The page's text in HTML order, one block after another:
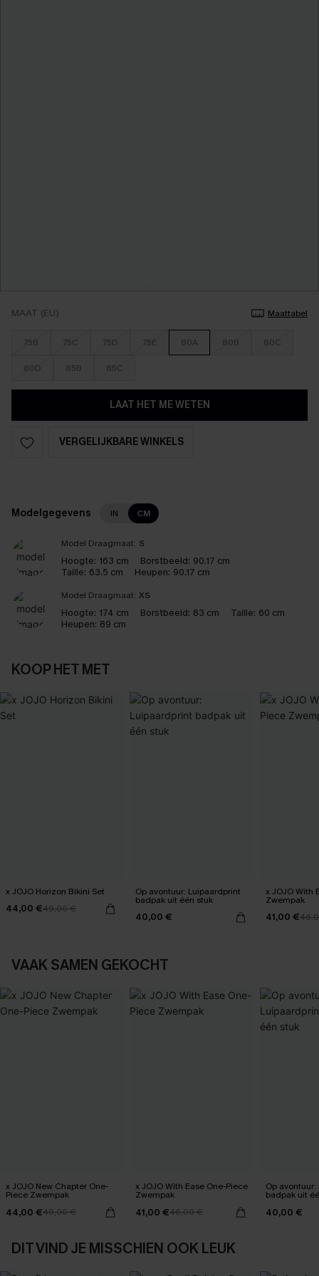
MAAT (EU) Maattabel
75B 75C 75D 75E 80A 80B 80C
80D 85B 85C
LAAT HET ME WETEN
VERGELIJKBARE WINKELS
Modelgegevens IN CM
Model Draagmaat: S
Hoogte: 163 cm Borstbeeld: 90.17 cm
Taille: 63.5 cm Heupen: 90.17 cm
Model Draagmaat: XS
Hoogte: 174 cm Borstbeeld: 83 cm Taille: 60 cm
Heupen: 89 cm
KOOP HET MET
x JOJO Horizon Bikini Set
44,00 €49,00 €
Op avontuur: Luipaardprint
badpak uit één stuk
40,00 €
x JOJO With
Zwempak
41,00 €
VAAK SAMEN GEKOCHT
x JOJO New Chapter One-
Piece Zwempak
44,00 €49,00 €
x JOJO With Ease One-Piece
Zwempak
41,00 €46,00 €
Op
badpak uit
40,00 €
DIT VIND JE MISSCHIEN OOK LEUK